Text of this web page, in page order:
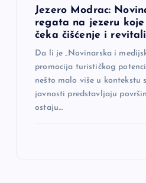
Jezero Modrac:
regata na jezeru koje
čeka čišćenje i
Da li je „Novinarska i
promocija turističkog
nešto malo više u kontekstu
javnosti predstavljaju
ostaju…